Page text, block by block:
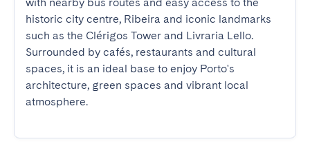
historic city centre, Ribeira and iconic landmarks
such as the Clérigos Tower and Livraria Lello.
Surrounded by cafés, restaurants and cultural
spaces, it is an ideal base to enjoy Porto's
architecture, green spaces and vibrant local
atmosphere.